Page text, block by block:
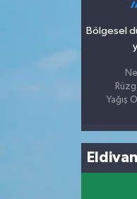
Bölgesel
Yağış